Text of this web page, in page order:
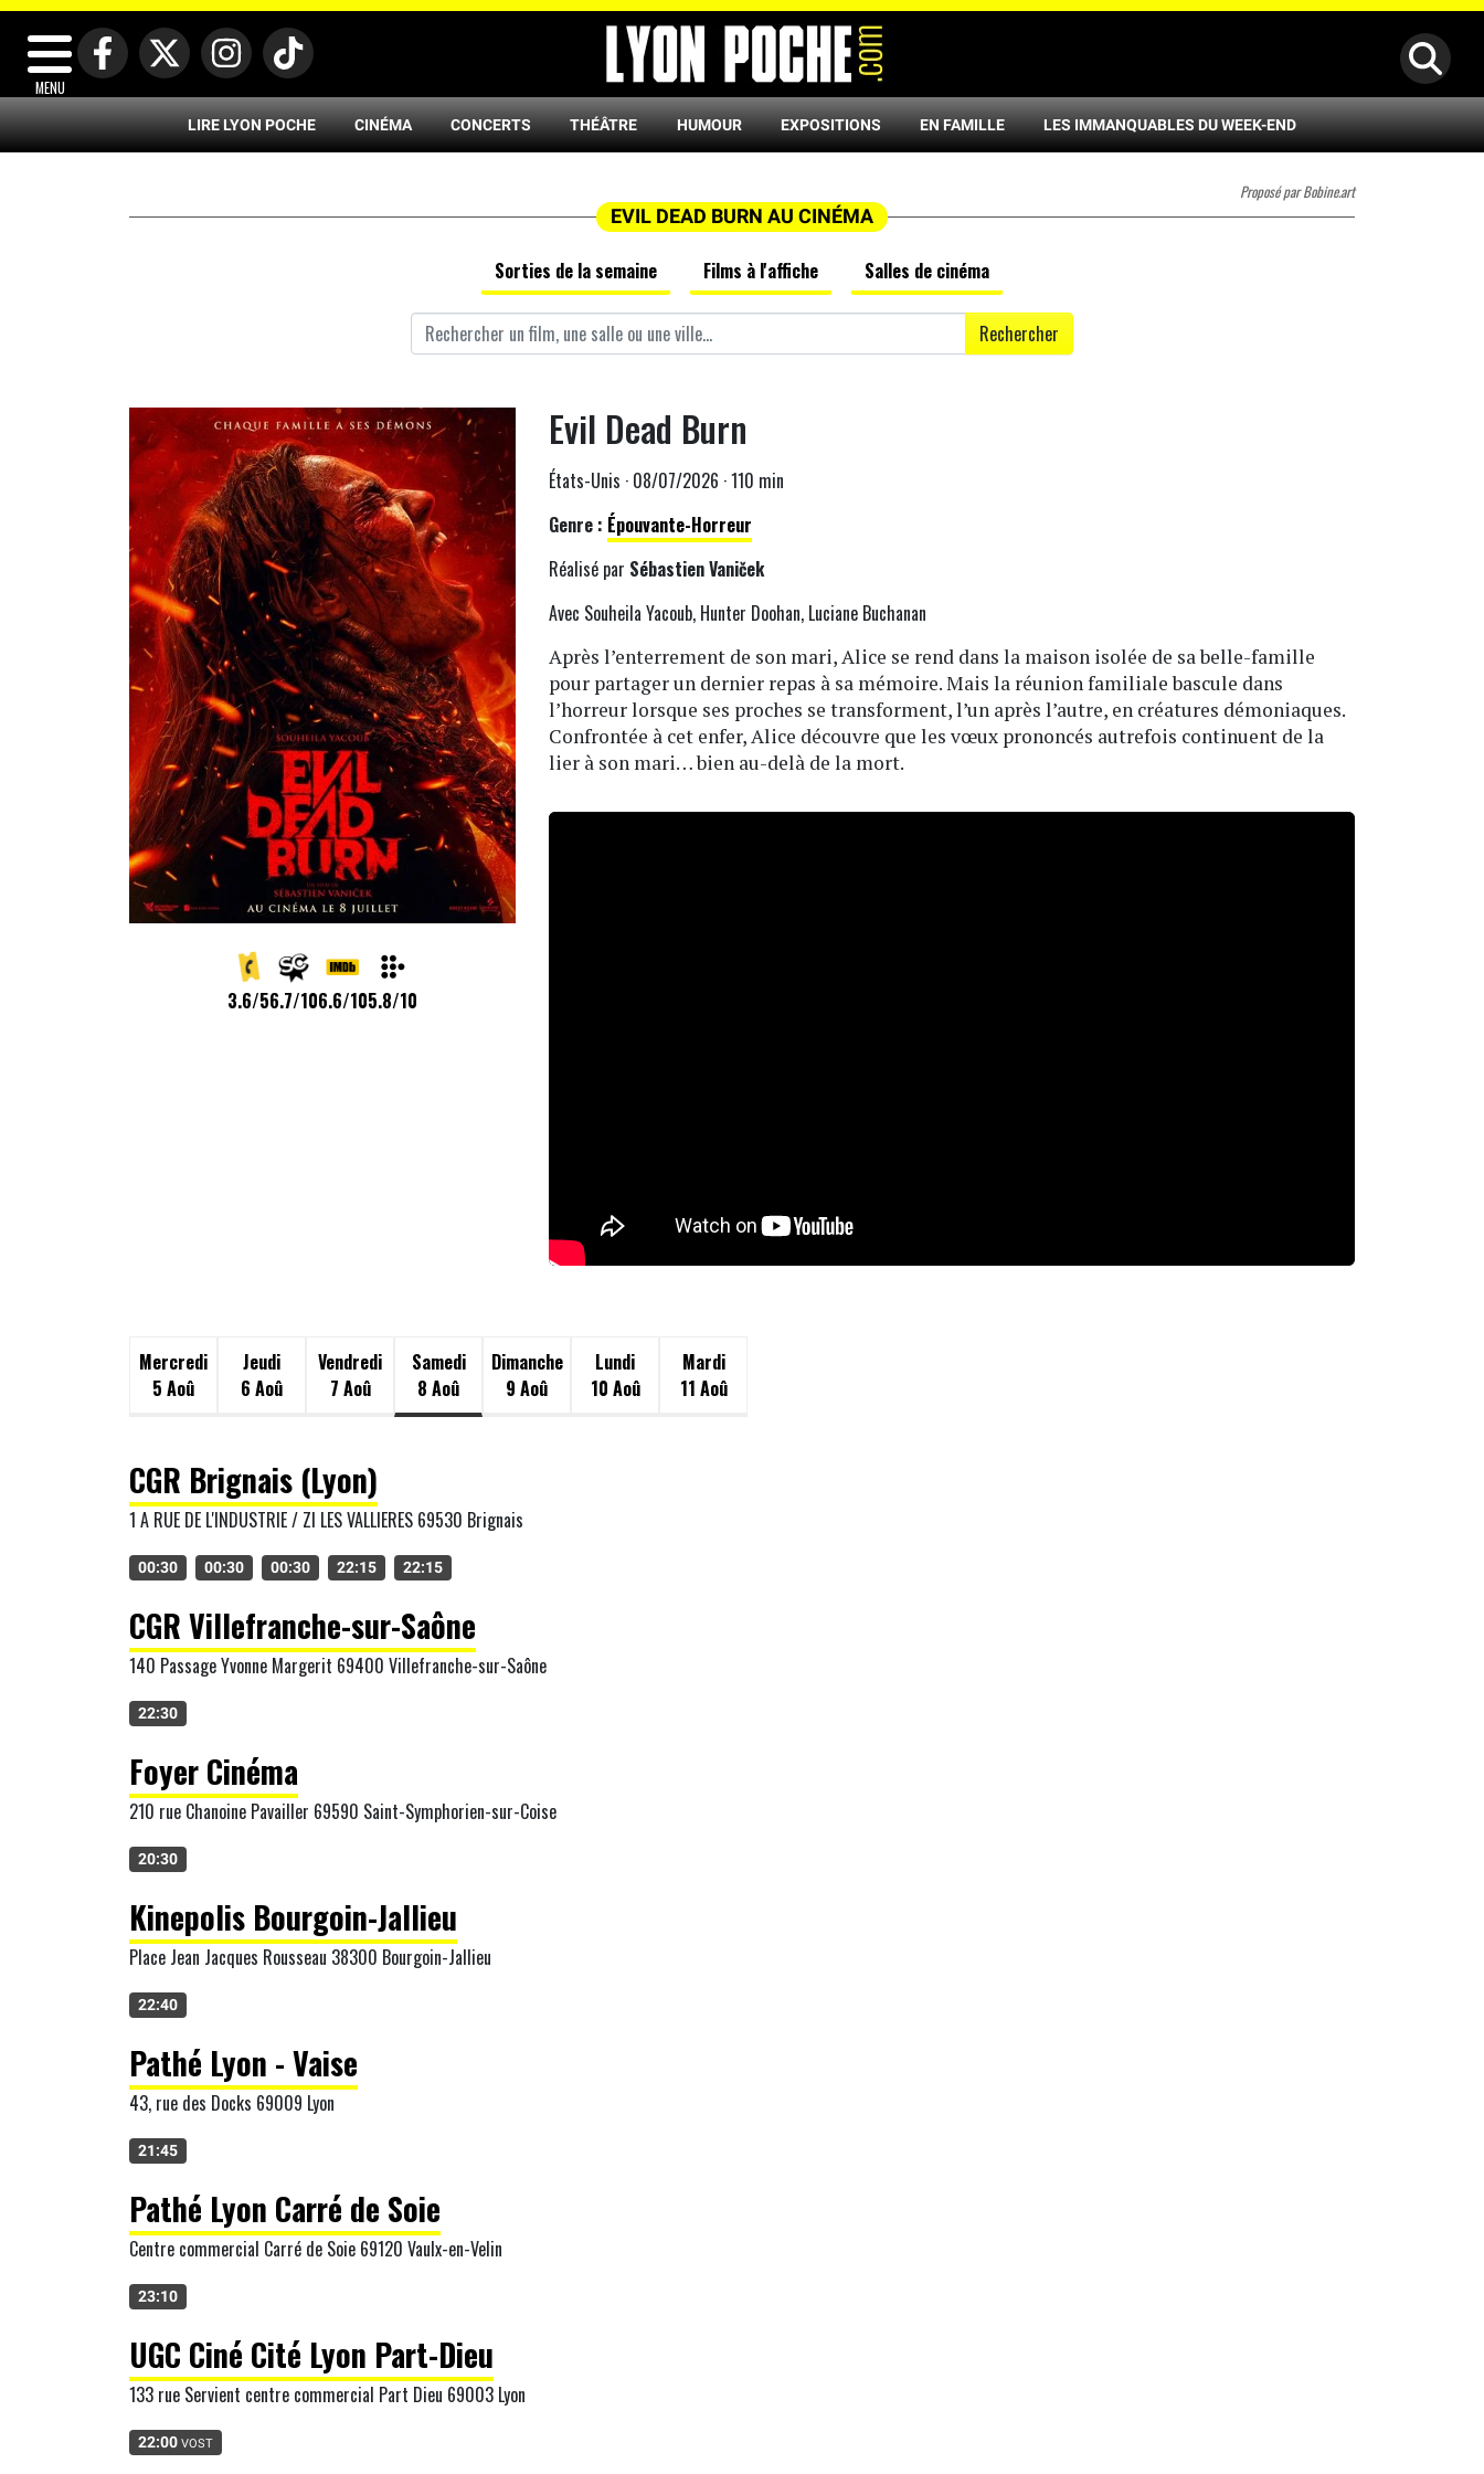
MENU
LIRE LYON POCHE CINÉMA CONCERTS THÉÂTRE HUMOUR EXPOSITIONS EN FAMILLE LES IMMANQUABLES DU WEEK-END
Proposé par Bobine.art
EVIL DEAD BURN AU CINÉMA
Sorties de la semaine Films à l'affiche Salles de cinéma
Rechercher
3.6/56.7/106.6/105.8/10
Evil Dead Burn
États-Unis · 08/07/2026 · 110 min
Genre : Épouvante-Horreur
Réalisé par Sébastien Vaniček
Avec Souheila Yacoub, Hunter Doohan, Luciane Buchanan
Après l’enterrement de son mari, Alice se rend dans la maison isolée de sa belle-famille
pour partager un dernier repas à sa mémoire. Mais la réunion familiale bascule dans
l’horreur lorsque ses proches se transforment, l’un après l’autre, en créatures démoniaques.
Confrontée à cet enfer, Alice découvre que les vœux prononcés autrefois continuent de la
lier à son mari… bien au-delà de la mort.
Mercredi
5 Aoû
Jeudi
6 Aoû
Vendredi
7 Aoû
Samedi
8 Aoû
Dimanche
9 Aoû
Lundi
10 Aoû
Mardi
11 Aoû
CGR Brignais (Lyon)
1 A RUE DE L'INDUSTRIE / ZI LES VALLIERES 69530 Brignais
00:30 00:30 00:30 22:15 22:15
CGR Villefranche-sur-Saône
140 Passage Yvonne Margerit 69400 Villefranche-sur-Saône
22:30
Foyer Cinéma
210 rue Chanoine Pavailler 69590 Saint-Symphorien-sur-Coise
20:30
Kinepolis Bourgoin-Jallieu
Place Jean Jacques Rousseau 38300 Bourgoin-Jallieu
22:40
Pathé Lyon - Vaise
43, rue des Docks 69009 Lyon
21:45
Pathé Lyon Carré de Soie
Centre commercial Carré de Soie 69120 Vaulx-en-Velin
23:10
UGC Ciné Cité Lyon Part-Dieu
133 rue Servient centre commercial Part Dieu 69003 Lyon
22:00 VOST